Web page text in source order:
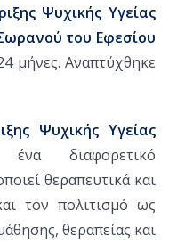
Ψυχικής Υγείας
του Εφεσίου
μήνες. Αναπτύχθηκε
Ψυχικής Υγείας
διαφορετικό
θεραπευτικά και
τον πολιτισμό ως
θεραπείας και